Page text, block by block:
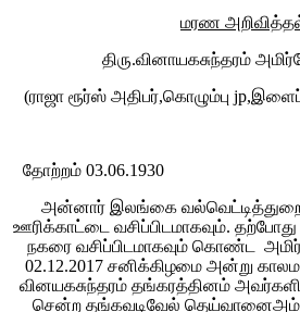
மரண
திரு.வினாயகசுந்தரம்
(ராஜா ரூர்ஸ் அதிபர்,கொழும்பு
தோற்றம் 03.06.1930
அன்னார் இலங்கை
ஊரிக்காட்டை வசிப்பிடமாகவும். தற்போது
நகரை வசிப்பிடமாகவும் கொண்ட
02.12.2017 சனிக்கிழமை அன்று
வினயகசுந்தரம் தங்கரத்தினம்
சென்ற தங்கவடிவேல்